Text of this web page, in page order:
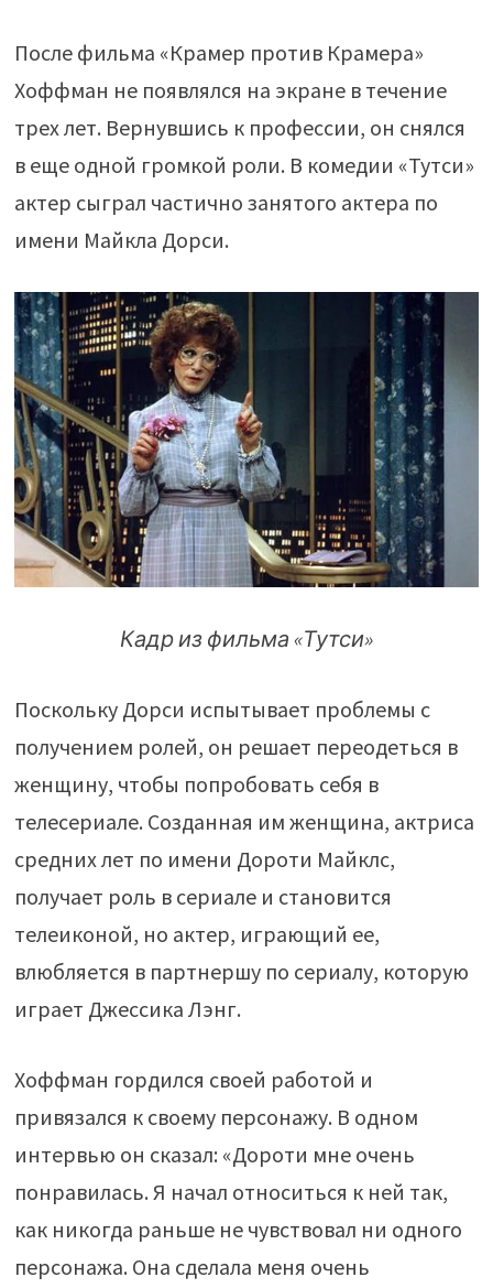
После фильма «Крамер против Крамера»
Хоффман не появлялся на экране в течение
трех лет. Вернувшись к профессии, он снялся
в еще одной громкой роли. В комедии «Тутси»
актер сыграл частично занятого актера по
имени Майкла Дорси.
Кадр из фильма «Тутси»
Поскольку Дорси испытывает проблемы с
получением ролей, он решает переодеться в
женщину, чтобы попробовать себя в
телесериале. Созданная им женщина, актриса
средних лет по имени Дороти Майклс,
получает роль в сериале и становится
телеиконой, но актер, играющий ее,
влюбляется в партнершу по сериалу, которую
играет Джессика Лэнг.
Хоффман гордился своей работой и
привязался к своему персонажу. В одном
интервью он сказал: «Дороти мне очень
понравилась. Я начал относиться к ней так,
как никогда раньше не чувствовал ни одного
персонажа. Она сделала меня очень